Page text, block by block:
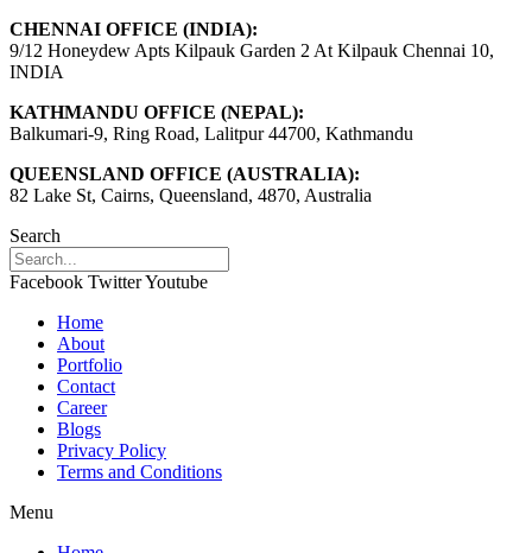
बोले
सुनील
शेड्यूल
पर
है
तारीख…’
CHENNAI OFFICE (INDIA):
9/12 Honeydew Apts Kilpauk Garden 2 At Kilpauk Chennai 10,
INDIA
KATHMANDU OFFICE (NEPAL):
Balkumari-9, Ring Road, Lalitpur 44700, Kathmandu
QUEENSLAND OFFICE (AUSTRALIA):
82 Lake St, Cairns, Queensland, 4870, Australia
Search
Facebook TwitterYoutube
Home
About
Portfolio
Contact
Career
Blogs
Privacy Policy
Terms and Conditions
Menu